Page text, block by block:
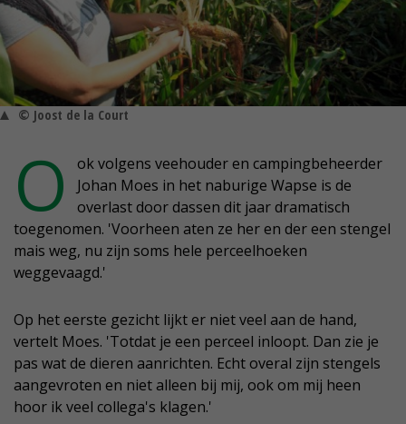
© Joost de la Court
O
ok volgens veehouder en campingbeheerder
Johan Moes in het naburige Wapse is de
overlast door dassen dit jaar dramatisch
toegenomen. 'Voorheen aten ze her en der een stengel
mais weg, nu zijn soms hele perceelhoeken
weggevaagd.'
Op het eerste gezicht lijkt er niet veel aan de hand,
vertelt Moes. 'Totdat je een perceel inloopt. Dan zie je
pas wat de dieren aanrichten. Echt overal zijn stengels
aangevroten en niet alleen bij mij, ook om mij heen
hoor ik veel collega's klagen.'